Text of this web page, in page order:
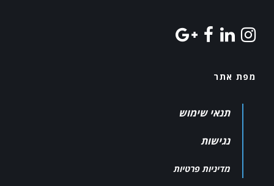
מפת אתר
תנאי שימוש
נגישות
מדיניות פרטיות